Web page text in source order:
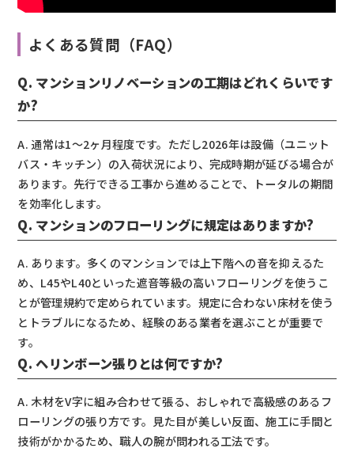
よくある質問（FAQ）
Q. マンションリノベーションの工期はどれくらいです
か?
A. 通常は1〜2ヶ月程度です。ただし2026年は設備（ユニット
バス・キッチン）の入荷状況により、完成時期が延びる場合が
あります。先行できる工事から進めることで、トータルの期間
を効率化します。
Q. マンションのフローリングに規定はありますか?
A. あります。多くのマンションでは上下階への音を抑えるた
め、L45やL40といった遮音等級の高いフローリングを使うこ
とが管理規約で定められています。規定に合わない床材を使う
とトラブルになるため、経験のある業者を選ぶことが重要で
す。
Q. ヘリンボーン張りとは何ですか?
A. 木材をV字に組み合わせて張る、おしゃれで高級感のあるフ
ローリングの張り方です。見た目が美しい反面、施工に手間と
技術がかかるため、職人の腕が問われる工法です。